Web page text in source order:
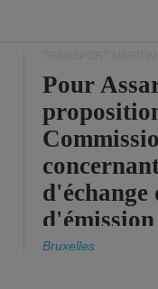
Pour
d'échange
timide,
Bruxelles